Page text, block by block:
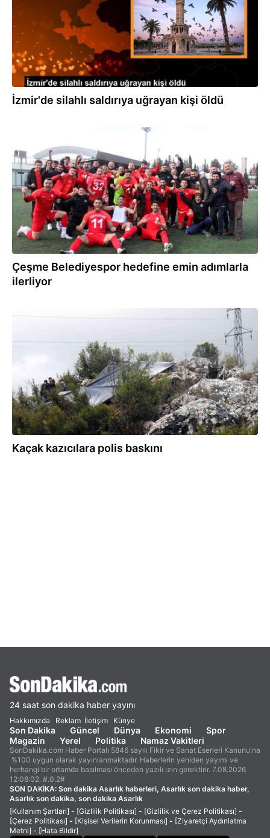
İzmir'de silahlı saldırıya uğrayan kişi öldü
Çeşme Belediyespor hedefine emin adımlarla
ilerliyor
Kaçak kazıcılara polis baskını
24 saat son dakika haber yayını
Hakkımızda Reklam İletişim Künye
Son Dakika Güncel Dünya Ekonomi
Spor
Magazin
Yerel Politika Namaz Vakitleri
SonDakika.com Haber Portalı 5846 sayılı Fikir ve Sanat Eserleri Kanunu'na
%100 uygun olarak yayınlanmaktadır. Haberlerin yeniden yayımı ve
herhangi bir ortamda basılması önceden yazılı izin gerektirir. 7.08.2026
12:08:02. #.0.2#
SON DAKİKA: Son dakika Asarlık haberleri, Asarlık son dakika haber,
Asarlık son dakika, son dakika Asarlık
[Kullanım Şartları] - [Gizlilik Politikası] - [Gizlilik ve Çerez Politikası] -
[Çerez Politikası] - [Kişisel Verilerin Korunması] - [Ziyaretçi Aydınlatma
Metni] - [Hata Bildir]